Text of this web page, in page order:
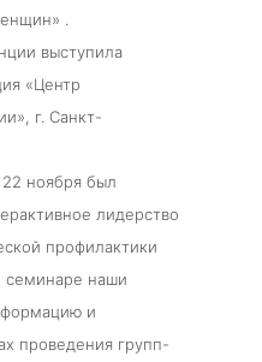
.
выступила
«Центр
г. Санкт-
ноября был
лидерство
профилактики
семинаре наши
и
проведения групп-